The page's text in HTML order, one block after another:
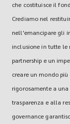
che costituisce il
Crediamo nel
nell'emancipare gli
inclusione in tutte le
partnership e un
creare un mondo
rigorosamente a
trasparenza e alla
governance